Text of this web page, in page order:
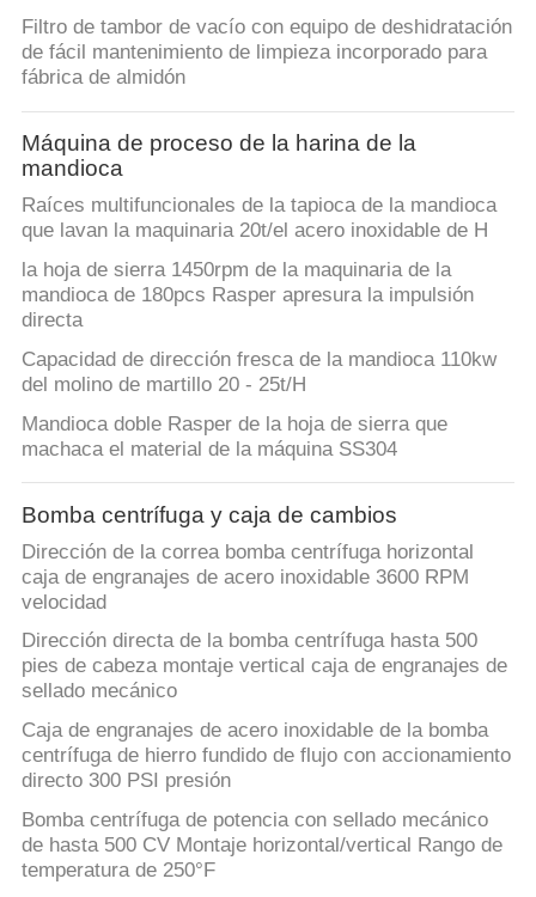
PRIVACY
POLICY
Filtro de tambor de vacío con equipo de deshidratación
de fácil mantenimiento de limpieza incorporado para
fábrica de almidón
Máquina de proceso de la harina de la
mandioca
Raíces multifuncionales de la tapioca de la mandioca
que lavan la maquinaria 20t/el acero inoxidable de H
la hoja de sierra 1450rpm de la maquinaria de la
mandioca de 180pcs Rasper apresura la impulsión
directa
Capacidad de dirección fresca de la mandioca 110kw
del molino de martillo 20 - 25t/H
Mandioca doble Rasper de la hoja de sierra que
machaca el material de la máquina SS304
Bomba centrífuga y caja de cambios
Dirección de la correa bomba centrífuga horizontal
caja de engranajes de acero inoxidable 3600 RPM
velocidad
Dirección directa de la bomba centrífuga hasta 500
pies de cabeza montaje vertical caja de engranajes de
sellado mecánico
Caja de engranajes de acero inoxidable de la bomba
centrífuga de hierro fundido de flujo con accionamiento
directo 300 PSI presión
Bomba centrífuga de potencia con sellado mecánico
de hasta 500 CV Montaje horizontal/vertical Rango de
temperatura de 250°F